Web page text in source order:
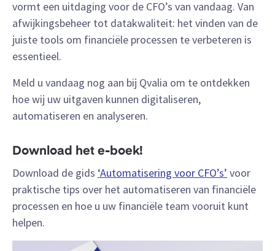
vormt een uitdaging voor de CFO’s van vandaag. Van
afwijkingsbeheer tot datakwaliteit: het vinden van de
juiste tools om financiële processen te verbeteren is
essentieel.
Meld u vandaag nog aan bij Qvalia om te ontdekken
hoe wij uw uitgaven kunnen digitaliseren,
automatiseren en analyseren.
Download het e-boek!
Download de gids ‘Automatisering voor CFO’s’ voor
praktische tips over het automatiseren van financiële
processen en hoe u uw financiële team vooruit kunt
helpen.